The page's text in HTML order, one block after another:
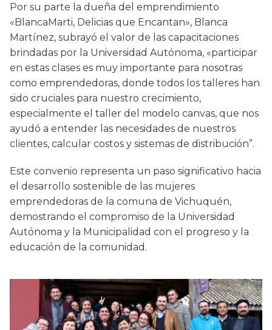
Por su parte la dueña del emprendimiento
«BlancaMarti, Delicias que Encantan», Blanca
Martínez, subrayó el valor de las capacitaciones
brindadas por la Universidad Autónoma, «participar
en estas clases es muy importante para nosotras
como emprendedoras, donde todos los talleres han
sido cruciales para nuestro crecimiento,
especialmente el taller del modelo canvas, que nos
ayudó a entender las necesidades de nuestros
clientes, calcular costos y sistemas de distribución”.
Este convenio representa un paso significativo hacia
el desarrollo sostenible de las mujeres
emprendedoras de la comuna de Vichuquén,
demostrando el compromiso de la Universidad
Autónoma y la Municipalidad con el progreso y la
educación de la comunidad.